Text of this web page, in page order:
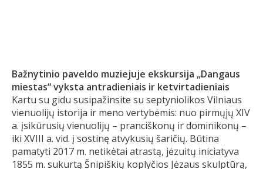
Bažnytinio paveldo muziejuje ekskursija „Dangaus
miestas“ vyksta antradieniais ir ketvirtadieniais
Kartu su gidu susipažinsite su septyniolikos Vilniaus
vienuolijų istorija ir meno vertybėmis: nuo pirmųjų XIV
a. įsikūrusių vienuolijų – pranciškonų ir dominikonų –
iki XVIII a. vid. į sostinę atvykusių šaričių. Būtina
pamatyti 2017 m. netikėtai atrastą, jėzuitų iniciatyva
1855 m. sukurtą Šnipiškių koplyčios Jėzaus skulptūrą,